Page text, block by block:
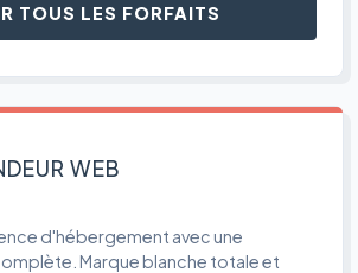
TOUS LES FORFAITS
WEB
d'hébergement avec une
Marque blanche totale et